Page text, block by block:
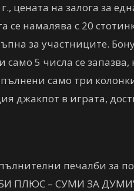
цената на залога за
се намалява с 20
за участниците.
само 5 числа се
само три
джакпот в играта,
печалби за
ПЛЮС – СУМИ ЗА ДУМИ”,